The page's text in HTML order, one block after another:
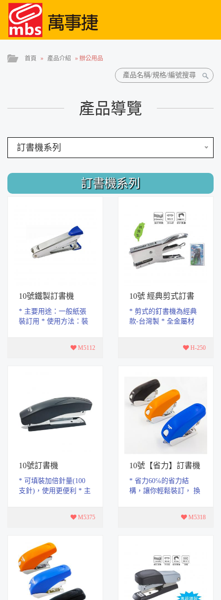
首頁 » 產品介紹 » 辦公用品
產品導覽
訂書機系列
訂書機系列
10號鐵製訂書機
* 主要用途：一般紙張
裝訂用 * 使用方法：裝
M5112
10號 經典剪式訂書
機-台灣製
* 剪式的釘書機為經典
款-台灣製 * 全金屬材
計，使用上不費力... H-250
10號訂書機
* 可填裝加倍針量(100
支針)，使用更便利 * 主
書針後即可以使...
M5375
10號【省力】訂書機
* 省力60℅的省力結
構，讓你輕鬆裝訂， 換
途：一般紙張裝訂用 ...
M5318